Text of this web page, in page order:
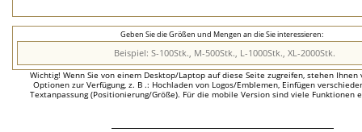
Geben Sie die Größen und Mengen an die Sie interessieren:
Wichtig! Wenn Sie von einem Desktop/Laptop auf diese Seite zugreifen, stehen Ihnen
Optionen zur Verfügung, z. B .: Hochladen von Logos/Emblemen, Einfügen
Textanpassung (Positionierung/Größe). Für die mobile Version sind viele Funktionen